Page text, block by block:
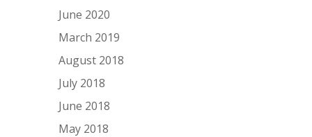
June 2020
March 2019
August 2018
July 2018
June 2018
May 2018